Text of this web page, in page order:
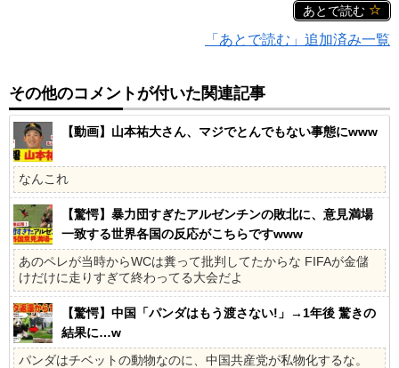
あとで読む
「あとで読む」追加済み一覧
その他のコメントが付いた関連記事
【動画】山本祐大さん、マジでとんでもない事態にwww
なんこれ
【驚愕】暴力団すぎたアルゼンチンの敗北に、意見満場
一致する世界各国の反応がこちらですwww
あのペレが当時からWCは糞って批判してたからな FIFAが金儲
けだけに走りすぎて終わってる大会だよ
【驚愕】中国「パンダはもう渡さない!」→1年後 驚きの
結果に…w
パンダはチベットの動物なのに、中国共産党が私物化するな。